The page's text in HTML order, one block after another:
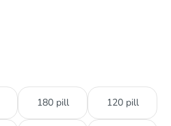
180 pill 120 pill